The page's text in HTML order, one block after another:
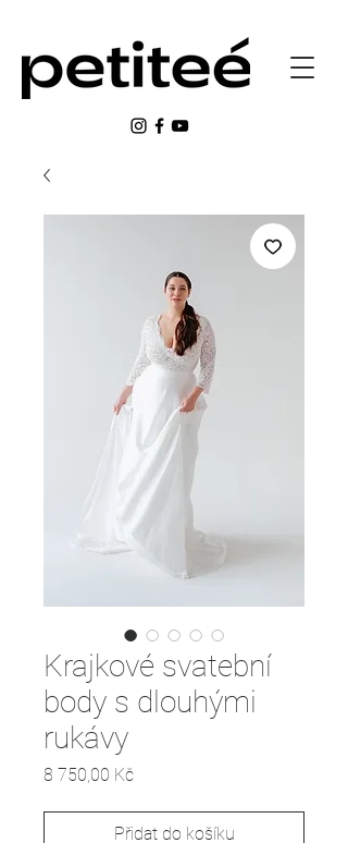
Krajkové svatební
body s dlouhými
rukávy
8 750,00 KčCena
Přidat do košíku